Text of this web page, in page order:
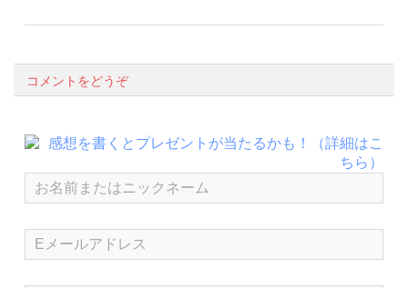
コメントをどうぞ